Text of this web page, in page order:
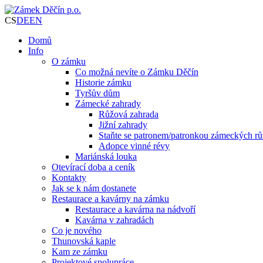
CSDEEN
Domů
Info
O zámku
Co možná nevíte o Zámku Děčín
Historie zámku
Tyršův dům
Zámecké zahrady
Růžová zahrada
Jižní zahrady
Staňte se patronem/patronkou zámeckých
Adopce vinné révy
Mariánská louka
Otevírací doba a ceník
Kontakty
Jak se k nám dostanete
Restaurace a kavárny na zámku
Restaurace a kavárna na nádvoří
Kavárna v zahradách
Co je nového
Thunovská kaple
Kam ze zámku